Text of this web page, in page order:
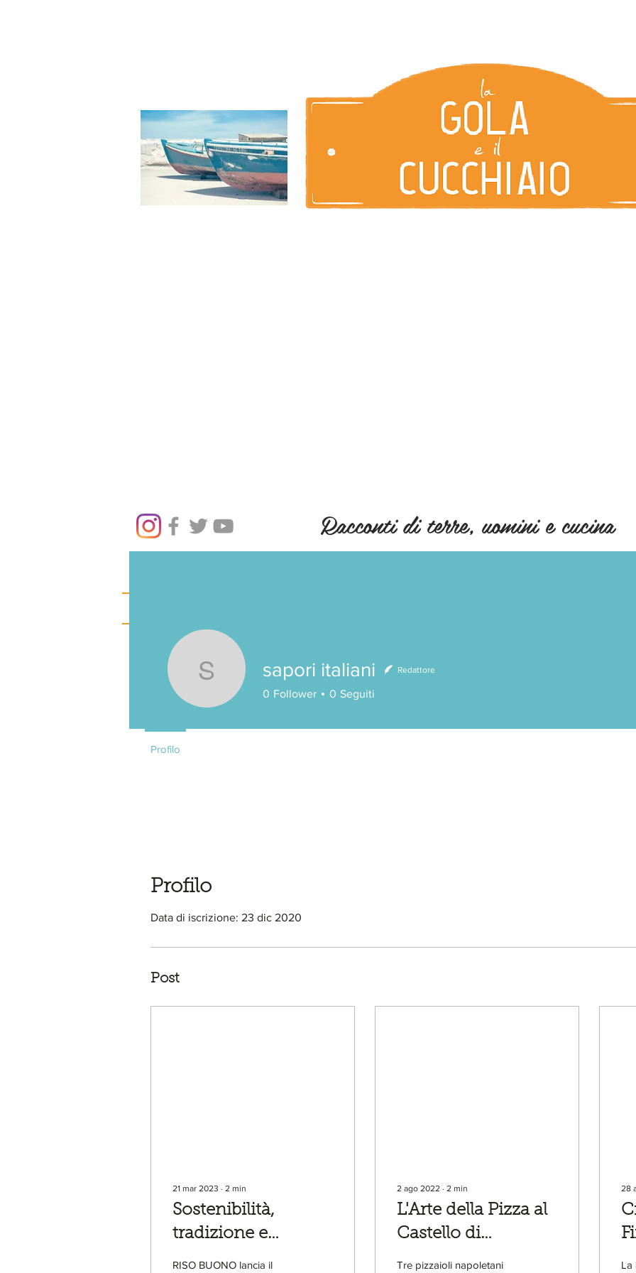
Racconti di terre, uomini e cucina
Profilo
Data di iscrizione: 23 dic 2020
Post
21 mar 2023 ∙ 2 min
Sostenibilità,
tradizione e
tecnologia: la filiera
RISO BUONO lancia il
2 ago 2022 ∙ 2 min
L'Arte della Pizza al
Castello di
Postignano
Tre pizzaioli napoletani
28
La
sapori italiani
sapori italiani Redattore
0 Follower 0 Seguiti
Profilo